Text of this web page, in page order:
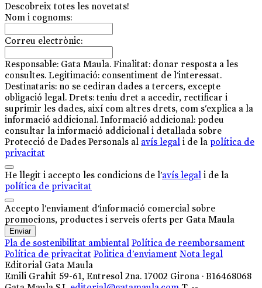
Descobreix totes les novetats!
Nom i cognoms:
Correu electrònic:
Responsable: Gata Maula. Finalitat: donar resposta a les
consultes. Legitimació: consentiment de l'interessat.
Destinataris: no se cediran dades a tercers, excepte
obligació legal. Drets: teniu dret a accedir, rectificar i
suprimir les dades, així com altres drets, com s'explica a la
informació addicional. Informació addicional: podeu
consultar la informació addicional i detallada sobre
Protecció de Dades Personals al avís legal i de la política de
privacitat
He llegit i accepto les condicions de l'avís legal i de la
política de privacitat
Accepto l'enviament d'informació comercial sobre
promocions, productes i serveis oferts per Gata Maula
Enviar
Pla de sostenibilitat ambiental Política de reemborsament
Política de privacitat Politica d'enviament Nota legal
Editorial Gata Maula
Emili Grahit 59-61, Entresol 2na. 17002 Girona · B16468068